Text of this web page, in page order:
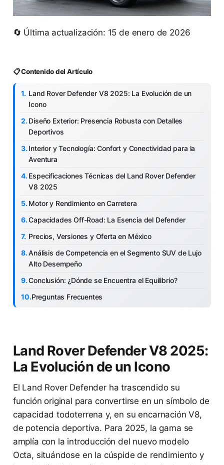
🔄 Última actualización: 15 de enero de 2026
📋 Contenido del Artículo
Land Rover Defender V8 2025: La Evolución de un
Icono
Diseño Exterior: Presencia Robusta con Detalles
Deportivos
Interior y Tecnología: Confort y Conectividad para la
Aventura
Especificaciones Técnicas del Land Rover Defender
V8 2025
Motor y Rendimiento en Carretera
Capacidades Off-Road: La Esencia del Defender
Precios, Versiones y Oferta en México
Análisis de Competencia en el Segmento SUV de Lujo
Alto Desempeño
Conclusión: ¿Dónde se Encuentra el Equilibrio?
Preguntas Frecuentes
Land Rover Defender V8 2025:
La Evolución de un Icono
El Land Rover Defender ha trascendido su
función original para convertirse en un símbolo de
capacidad todoterrena y, en su encarnación V8,
de potencia deportiva. Para 2025, la gama se
amplía con la introducción del nuevo modelo
Octa, situándose en la cúspide de rendimiento y